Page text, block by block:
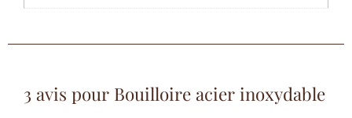
3 avis pour Bouilloire acier inoxydable